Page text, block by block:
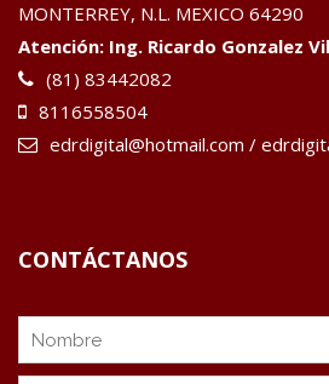
MONTERREY, N.L. MEXICO 64290
Atención: Ing. Ricardo Gonzalez
(81) 83442082
8116558504
edrdigital@hotmail.com /
CONTÁCTANOS